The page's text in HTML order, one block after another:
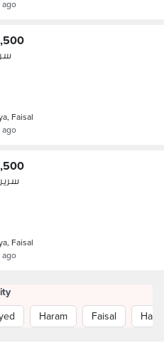
ago
Faisal
ago
سرير
Faisal
ago
Haram Faisal